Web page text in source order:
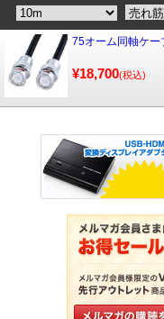
75オーム同軸ケ
¥18,700(税込)